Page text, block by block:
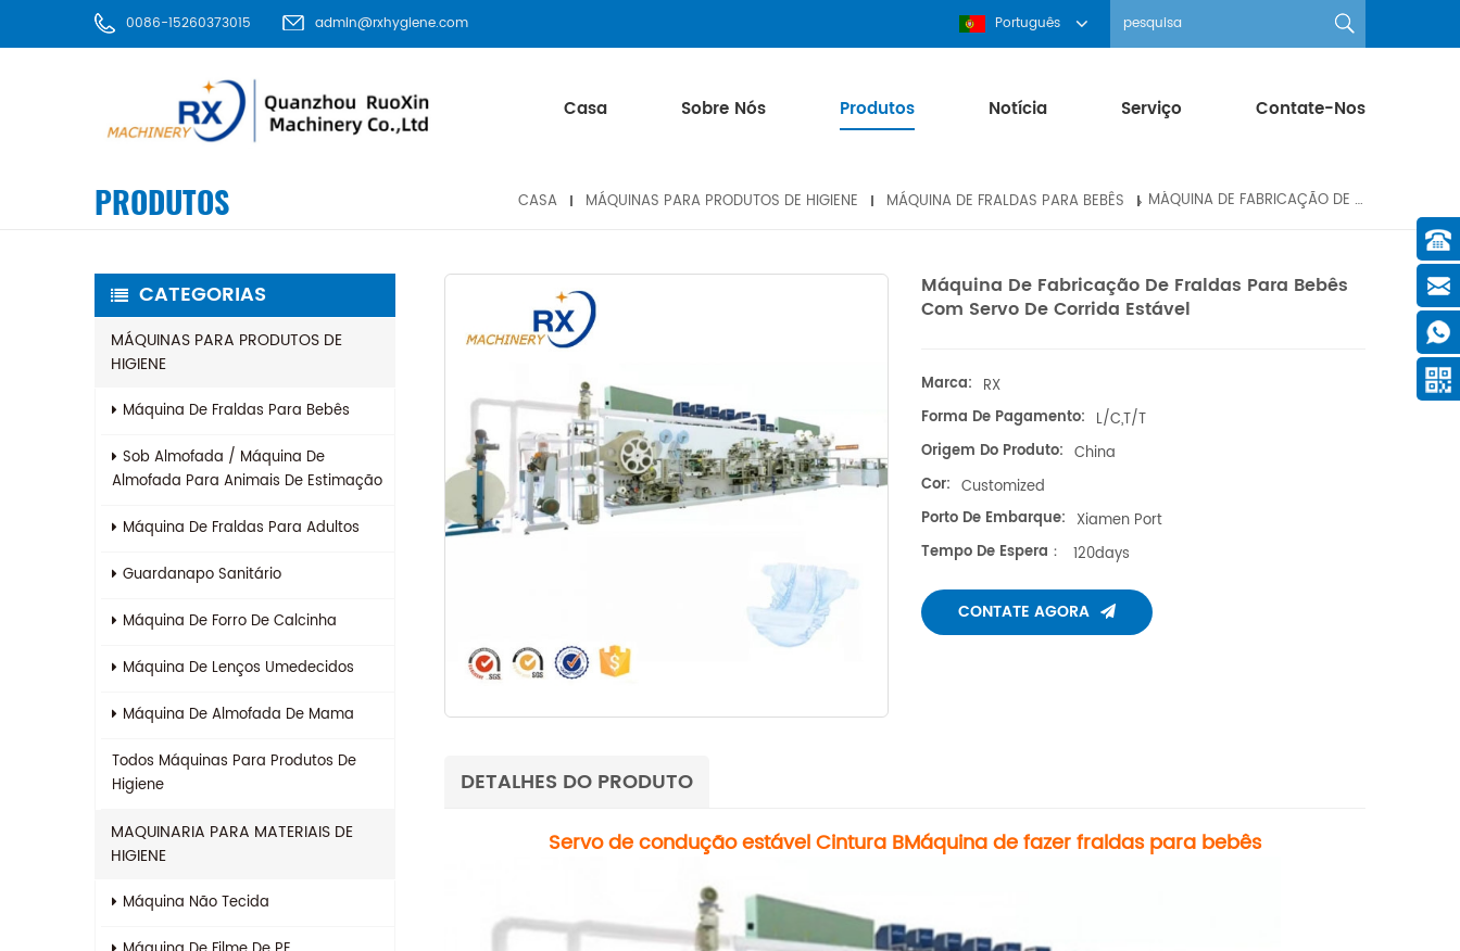
0086-15260373015 admin@rxhygiene.com Português
Casa Sobre Nós Produtos Notícia Serviço Contate-Nos
PRODUTOS CASA MÁQUINAS PARA PRODUTOS DE HIGIENE MÁQUINA DE FRALDAS PARA BEBÊS MÁQUINA DE FABRICAÇÃO DE FRALDAS PARA BEBÊS COM SERVO DE CORRIDA ESTÁVEL
CATEGORIAS
MÁQUINAS PARA PRODUTOS DE
HIGIENE
Máquina De Fraldas Para Bebês
Sob Almofada / Máquina De
Almofada Para Animais De Estimação
Máquina De Fraldas Para Adultos
Guardanapo Sanitário
Máquina De Forro De Calcinha
Máquina De Lenços Umedecidos
Máquina De Almofada De Mama
Todos Máquinas Para Produtos De
Higiene
MAQUINARIA PARA MATERIAIS DE
HIGIENE
Máquina Não Tecida
Máquina De Fabricação De Fraldas Para Bebês
Com Servo De Corrida Estável
Marca: RX
Forma De Pagamento: L/C,T/T
Origem Do Produto: China
Cor: Customized
Porto De Embarque: Xiamen Port
Tempo De Espera：
120days
CONTATE AGORA
DETALHES DO PRODUTO
Servo de condução estávelCintura BMáquina de fazer fraldas para bebês